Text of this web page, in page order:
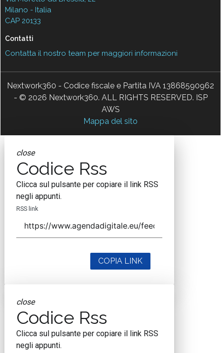
Milano - Italia
CAP 20133
Contatti
Contatta il nostro team per maggiori informazioni
Nextwork360 - Codice fiscale e Partita IVA 13868590962
- © 2026 Nextwork360. ALL RIGHTS RESERVED. ISP
AWS
Mappa del sito
close
Codice Rss
Clicca sul pulsante per copiare il link RSS
negli appunti.
RSS link
COPIA LINK
close
Codice Rss
Clicca sul pulsante per copiare il link RSS
negli appunti.